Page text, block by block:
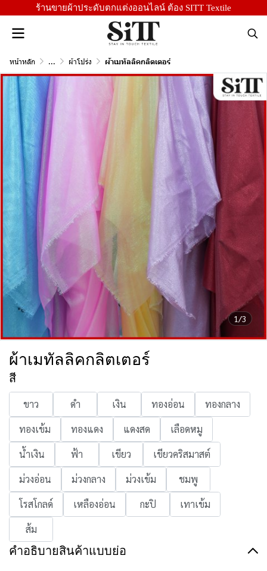
ร้านขายผ้าประดับตกแต่งออนไลน์ ต้อง SITT Textile
หน้าหลัก ... ผ้าโปร่ง ผ้าเมทัลลิคกลิตเตอร์
1/3
ผ้าเมทัลลิคกลิตเตอร์
สี
ขาว ดำ เงิน ทองอ่อน
ทองกลาง
ทองเข้ม
ทองแดง แดงสด
เลือดหมู
น้ำเงิน
ฟ้า เขียว
เขียวคริสมาสต์
ม่วงอ่อน
ม่วงกลาง ม่วงเข้ม
ชมพู
โรสโกลด์
เหลืองอ่อน กะปิ
เทาเข้ม
ส้ม
คำอธิบายสินค้าแบบย่อ